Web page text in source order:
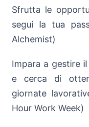
Sfrutta le
segui la tua
Alchemist)
Impara a gestire
e cerca di
giornate
Hour Work Week)